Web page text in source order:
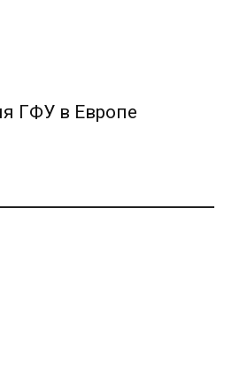
ГФУ в Европе